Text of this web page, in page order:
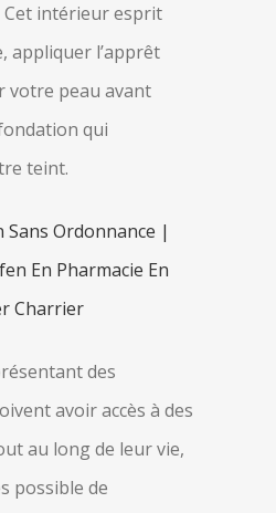
Cet intérieur esprit
appliquer l’apprêt
votre peau avant
qui
teint.
Sans Ordonnance |
En Pharmacie En
Charrier
des
avoir accès à des
au long de leur vie,
possible de